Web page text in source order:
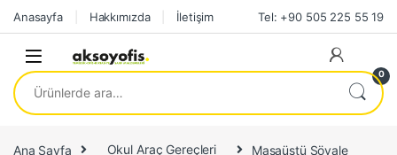
Skip to navigation
Skip to content
Anasayfa Hakkımızda İletişim Tel: +90 505 225 55 19
0
Ara:
Ana Sayfa Okul Araç Gereçleri Masaüstü Şövale